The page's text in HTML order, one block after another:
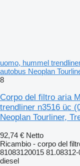
uomo, hummel
autobus Neoplan
8
Corpo del filtro aria
trendliner n3516 üc
Neoplan Tourliner,
92,74 € Netto
Ricambio - corpo del
81083120015
diesel